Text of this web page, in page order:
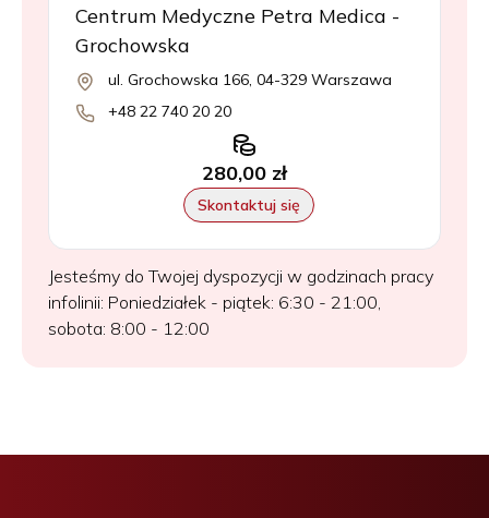
Centrum Medyczne Petra Medica -
Grochowska
ul. Grochowska 166, 04-329 Warszawa
+48 22 740 20 20
280,00 zł
Skontaktuj się
Jesteśmy do Twojej dyspozycji w godzinach pracy
infolinii: Poniedziałek - piątek: 6:30 - 21:00,
sobota: 8:00 - 12:00